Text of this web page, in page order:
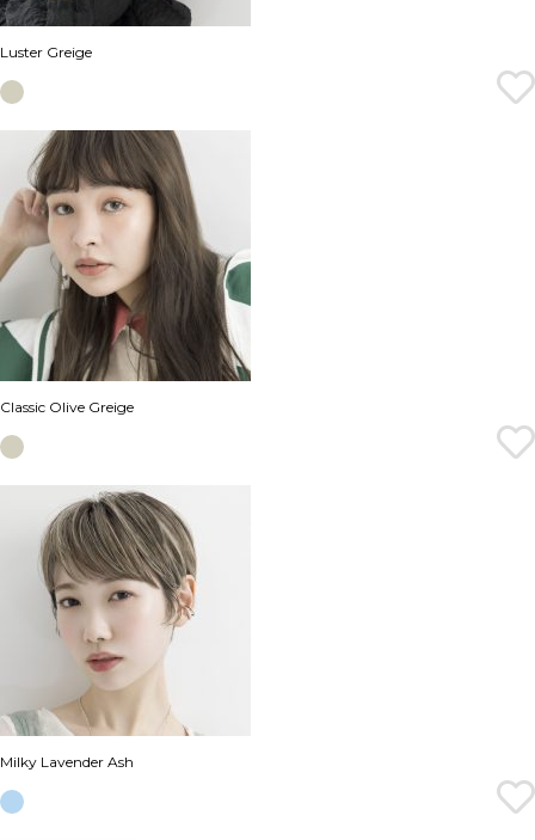
Luster Greige
Classic Olive Greige
Milky Lavender Ash